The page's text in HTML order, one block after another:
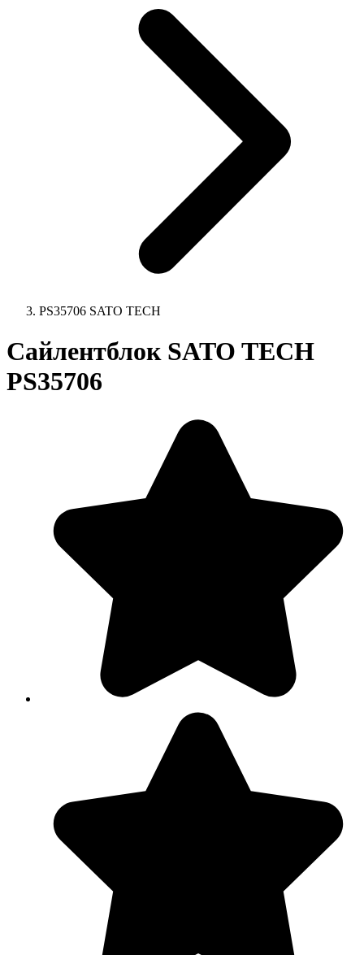
PS35706 SATO TECH
Сайлентблок SATO TECH
PS35706